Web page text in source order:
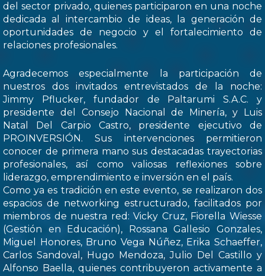
del sector privado, quienes participaron en una noche
dedicada al intercambio de ideas, la generación de
oportunidades de negocio y el fortalecimiento de
relaciones profesionales.
Agradecemos especialmente la participación de
nuestros dos invitados entrevistados de la noche:
Jimmy Pflucker, fundador de Paltarumi S.A.C. y
presidente del Consejo Nacional de Minería, y Luis
Natal Del Carpio Castro, presidente ejecutivo de
PROINVERSIÓN. Sus intervenciones permitieron
conocer de primera mano sus destacadas trayectorias
profesionales, así como valiosas reflexiones sobre
liderazgo, emprendimiento e inversión en el país.
Como ya es tradición en este evento, se realizaron dos
espacios de networking estructurado, facilitados por
miembros de nuestra red: Vicky Cruz, Fiorella Wiesse
(Gestión en Educación), Rossana Gallesio Gonzales,
Miguel Honores, Bruno Vega Núñez, Erika Schaeffer,
Carlos Sandoval, Hugo Mendoza, Julio Del Castillo y
Alfonso Baella, quienes contribuyeron activamente a